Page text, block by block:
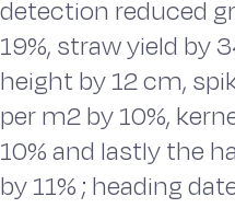
detection reduced
19%, straw yield by
height by 12 cm,
per m2 by 10%,
10% and lastly the
by 11% ; heading